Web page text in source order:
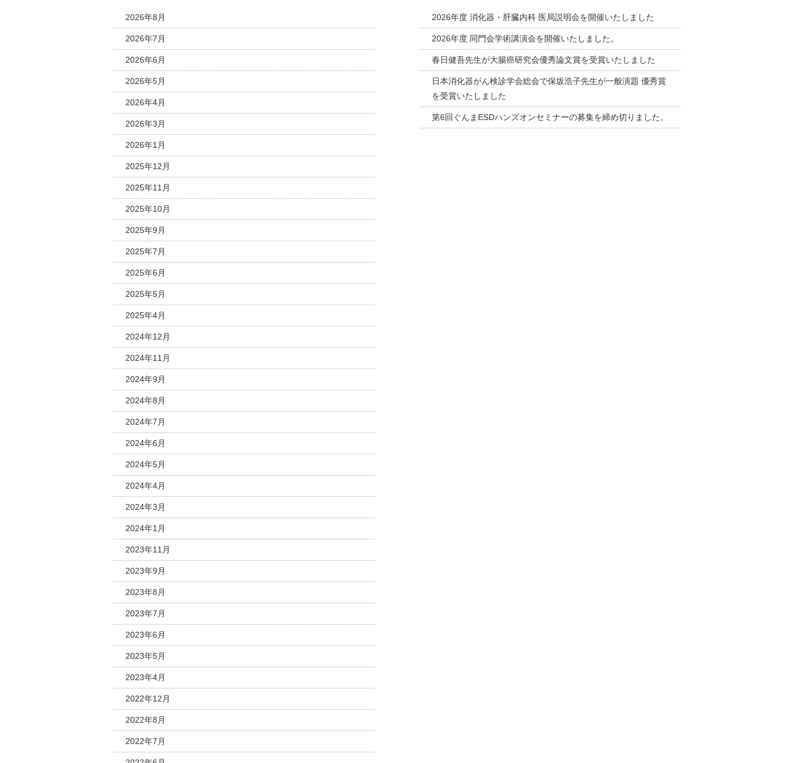
2026年8月
2026年7月
2026年6月
2026年5月
2026年4月
2026年3月
2026年1月
2025年12月
2025年11月
2025年10月
2025年9月
2025年7月
2025年6月
2025年5月
2025年4月
2024年12月
2024年11月
2024年9月
2024年8月
2024年7月
2024年6月
2024年5月
2024年4月
2024年3月
2024年1月
2023年11月
2023年9月
2023年8月
2023年7月
2023年6月
2023年5月
2023年4月
2022年12月
2022年8月
2022年7月
2026年度 消化器・肝臓内科 医局説明会を開催いたしました
2026年度 同門会学術講演会を開催いたしました。
春日健吾先生が大腸癌研究会優秀論文賞を受賞いたしました
日本消化器がん検診学会総会で保坂浩子先生が一般演題 優秀賞
を受賞いたしました
第6回ぐんまESDハンズオンセミナーの募集を締め切りました。